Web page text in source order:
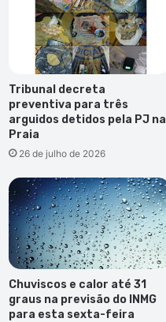
Tribunal decreta
preventiva para três
arguidos detidos pela PJ na
Praia
26 de julho de 2026
Chuviscos e calor até 31
graus na previsão do INMG
para esta sexta-feira